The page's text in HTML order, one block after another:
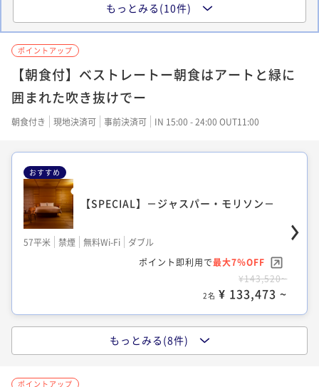
スーペリア
24平米 禁煙 無料Wi-Fi
ダブル
2名 ¥ 36,991 ~
28平米 禁煙
¥51,236~
¥ 45,087 ~
デラックスツイン
もっとみる(10件)
ポイントアップ
【朝食付】ベストレートー朝食はアートと緑に
囲まれた吹き抜けでー
朝食付き 現地決済可 事前決済可 IN 15:00 - 24:00 OUT11:00
おすすめ
【SPECIAL】－ジャスパー・モリソン－
57平米 禁煙 無料Wi-Fi
ダブル
ポイント即利用で最大7％OFF
¥143,520~
2名 ¥ 133,473 ~
もっとみる(8件)
ポイントアップ